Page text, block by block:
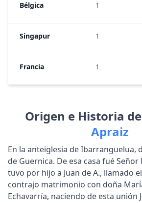
Bélgica 1
Singapur 1
Francia 1
Origen e Historia
Apraiz
En la anteiglesia de Ibarranguelua,
de Guernica. De esa casa fué
tuvo por hijo a Juan de A., llamado
contrajo matrimonio con doña
Echavarría, naciendo de esta unión